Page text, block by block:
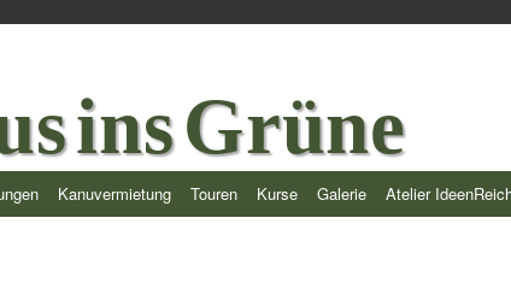
ins Grüne
Kanuvermietung Touren Kurse Galerie Atelier